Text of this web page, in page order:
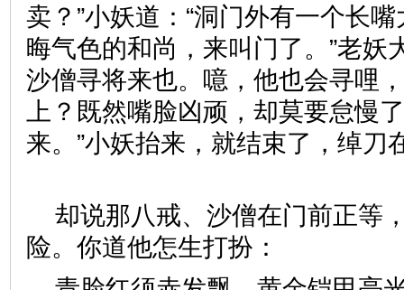
卖？”小妖道：“洞门外有一个长
晦气色的和尚，来叫门了。”老妖
沙僧寻将来也。噫，他也会寻哩
上？既然嘴脸凶顽，却莫要怠慢
来。”小妖抬来，就结束了，绰
却说那八戒、沙僧在门前正等
险。你道他怎生打扮：